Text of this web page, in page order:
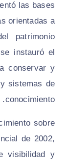
las bases
orientadas a
patrimonio
instauró el
conservar y
sistemas de
conocimiento.
sobre
de 2002,
visibilidad y